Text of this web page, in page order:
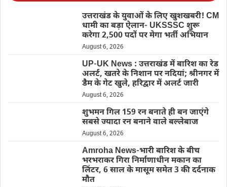
उत्तराखंड के युवाओं के लिए खुशखबरी! CM
धामी का बड़ा ऐलान- UKSSSC शुरू
करेगा 2,500 पदों पर मेगा भर्ती अभियान
August 6, 2026
UP-UK News : उत्तराखंड में बारिश का रेड
अलर्ट, खतरे के निशान पर नदियां; श्रीनगर में
डैम के गेट खुले, हरिद्वार में अलर्ट जारी
August 6, 2026
शुभमन गिल 159 रन बनाते ही बन जाएंगे
सबसे ज्यादा रन बनाने वाले बल्लेबाज
August 6, 2026
Amroha News-भारी बारिश के बीच
भरभराकर गिरा निर्माणाधीन मकान का
लिंटर, 6 साल के मासूम समेत 3 की दर्दनाक
मौत